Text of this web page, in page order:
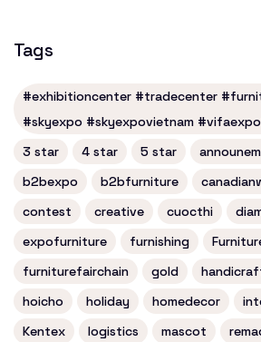
Tags
#exhibitioncenter #tradecenter
#skyexpo #skyexpovietnam
3 star
4 star 5 star
b2bexpo
b2bfurniture
contest
creative cuocthi
expofurniture
furnishing
furniturefairchain
gold
hoicho
holiday homedecor
Kentex
logistics mascot